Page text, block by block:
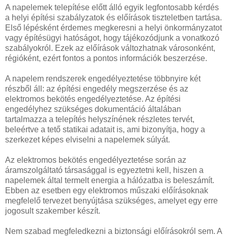
A napelemek telepítése előtt álló egyik legfontosabb kérdés
a helyi építési szabályzatok és előírások tiszteletben tartása.
Első lépésként érdemes megkeresni a helyi önkormányzatot
vagy építésügyi hatóságot, hogy tájékozódjunk a vonatkozó
szabályokról. Ezek az előírások változhatnak városonként,
régióként, ezért fontos a pontos információk beszerzése.
A napelem rendszerek engedélyeztetése többnyire két
részből áll: az építési engedély megszerzése és az
elektromos bekötés engedélyeztetése. Az építési
engedélyhez szükséges dokumentáció általában
tartalmazza a telepítés helyszínének részletes tervét,
beleértve a tető statikai adatait is, ami bizonyítja, hogy a
szerkezet képes elviselni a napelemek súlyát.
Az elektromos bekötés engedélyeztetése során az
áramszolgáltató társasággal is egyeztetni kell, hiszen a
napelemek által termelt energia a hálózatba is beleszámít.
Ebben az esetben egy elektromos műszaki előírásoknak
megfelelő tervezet benyújtása szükséges, amelyet egy erre
jogosult szakember készít.
Nem szabad megfeledkezni a biztonsági előírásokról sem. A